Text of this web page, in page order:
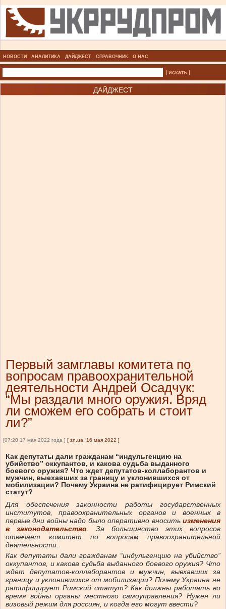
НОВОСТИ АНАЛИТИКА ДАЙДЖЕСТ СПРАВОЧНИК О НАС
| искать |
ДАЙДЖЕСТ
Первый замглавы комитета по
вопросам правоохранительной
деятельности Андрей Осадчук:
“Мы раздали много оружия. Вряд
ли сможем его собрать и стоит
ли?”
[07:20 17 мая 2022 года ] [ zn.ua, 16 мая 2022 ]
Как депутаты дали гражданам “индульгенцию на
убийство” оккупантов, и какова судьба выданного
боевого оружия? Что ждет депутатов-коллаборантов и
мужчин, выехавших за границу и уклонившихся от
мобилизации? Почему Украина не ратифицирует Римский
статут?
Для обеспечения законности работы государственных
институтов, правоохранительных органов и военных в
первые дни войны надо было оперативно вносить изменения
в законодательство. За большинство этих вопросов
отвечает комитет по вопросам правоохранительной
деятельности.
Как депутаты дали гражданам “индульгенцию на убийство”
оккупантов, и какова судьба выданного боевого оружия? Что
ждет депутатов-коллаборантов и мужчин, выехавших за
границу и уклонившихся от мобилизации? Почему Украина не
ратифицирует Римский статут? Как должны работать во
время войны органы местного самоуправления? Нужен ли
визовый режим для россиян, и когда его могут ввести?